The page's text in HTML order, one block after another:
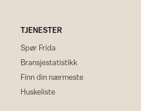
TJENESTER
Spør Frida
Bransjestatistikk
Finn din nærmeste
Huskeliste